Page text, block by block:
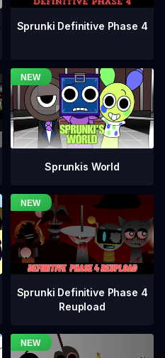
Sprunki Definitive Phase 4
Sprunkis World
Sprunki Definitive Phase 4
Reupload